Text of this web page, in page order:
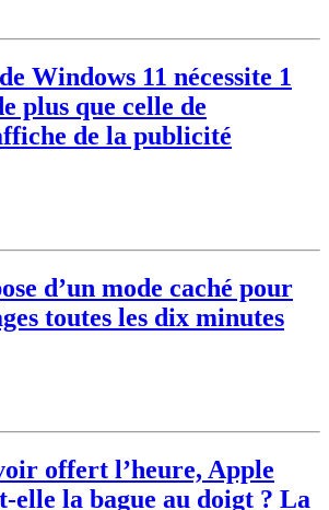
Windows 11 nécessite 1
plus que celle de
de la publicité
d’un mode caché pour
toutes les dix minutes
offert l’heure, Apple
elle la bague au doigt ? La